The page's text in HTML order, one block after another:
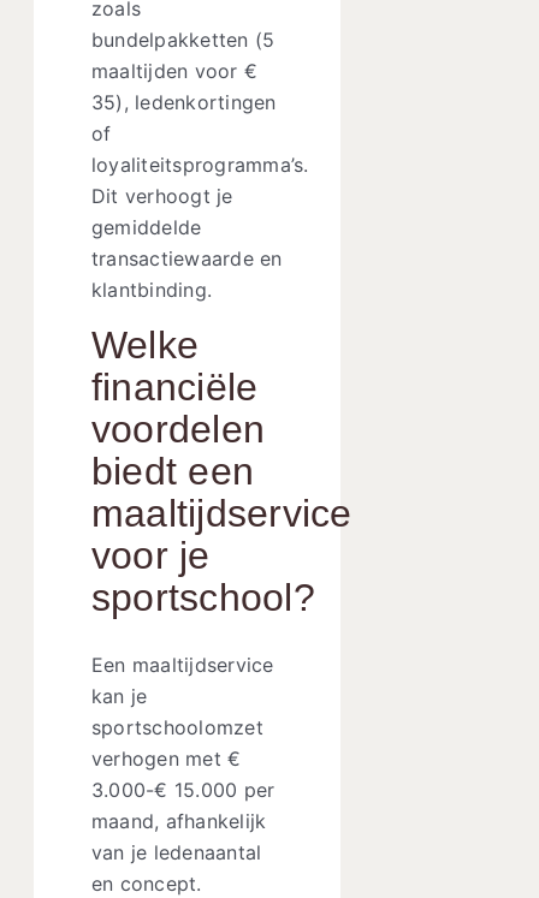
zoals
bundelpakketten (5
maaltijden voor €
35), ledenkortingen
of
loyaliteitsprogramma’s.
Dit verhoogt je
gemiddelde
transactiewaarde en
klantbinding.
Welke
financiële
voordelen
biedt een
maaltijdservice
voor je
sportschool?
Een maaltijdservice
kan je
sportschoolomzet
verhogen met €
3.000-€ 15.000 per
maand, afhankelijk
van je ledenaantal
en concept.